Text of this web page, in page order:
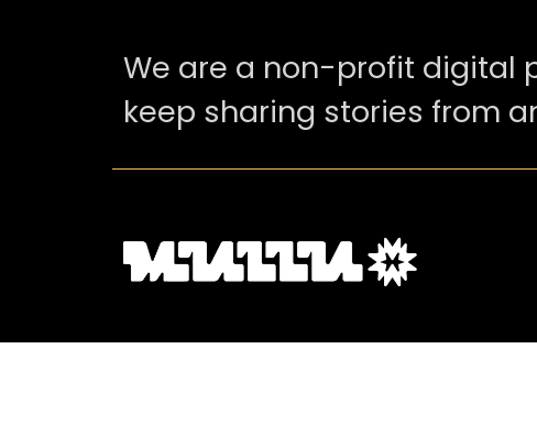
We are a non-profit digital
keep sharing stories from